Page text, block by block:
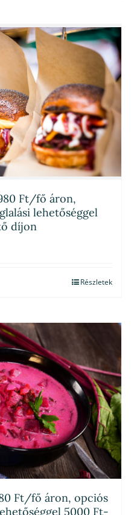
Ft/fő áron,
lehetőséggel
díjon
Részletek
Ft/fő áron, opciós
5000 Ft-